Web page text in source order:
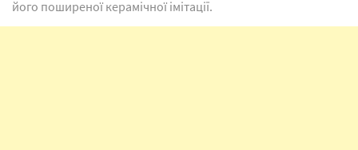
його поширеної керамічної імітації.